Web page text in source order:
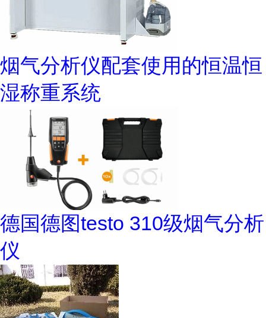
烟气分析仪配套使用的恒温恒
湿称重系统
德国德图testo 310级烟气分析
仪